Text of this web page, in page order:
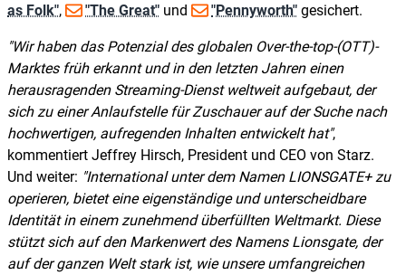
as Folk", "The Great" und "Pennyworth" gesichert.
Wir haben das Potenzial des globalen Over-the-top-(OTT)-
Marktes früh erkannt und in den letzten Jahren einen
herausragenden Streaming-Dienst weltweit aufgebaut, der
sich zu einer Anlaufstelle für Zuschauer auf der Suche nach
hochwertigen, aufregenden Inhalten entwickelt hat ,
kommentiert Jeffrey Hirsch, President und CEO von Starz.
Und weiter: International unter dem Namen LIONSGATE+ zu
operieren, bietet eine eigenständige und unterscheidbare
Identität in einem zunehmend überfüllten Weltmarkt. Diese
stützt sich auf den Markenwert des Namens Lionsgate, der
auf der ganzen Welt stark ist, wie unsere umfangreichen